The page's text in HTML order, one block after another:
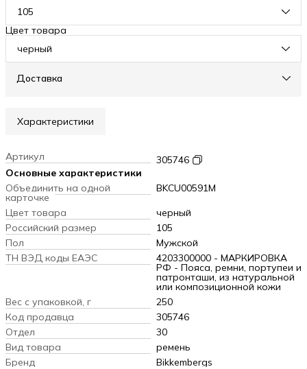
105
Цвет товара
черный
Доставка
Характеристики
Артикул
305746
Основные характеристики
Объединить на одной
карточке
BKCU00591M
Цвет товара
черный
Российский размер
105
Пол
Мужской
ТН ВЭД коды ЕАЭС
4203300000 - МАРКИРОВКА
РФ - Пояса, ремни, портупеи и
патронташи, из натуральной
или композиционной кожи
Вес с упаковкой, г
250
Код продавца
305746
Отдел
30
Вид товара
ремень
Бренд
Bikkembergs